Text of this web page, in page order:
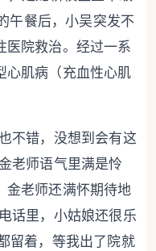
午餐后，小吴突发不
医院救治。经过一系
心肌病（充血性心肌
错，没想到会有这
老师语气里满是怜
金老师还满怀期待地
话里，小姑娘还很乐
留着，等我出了院就